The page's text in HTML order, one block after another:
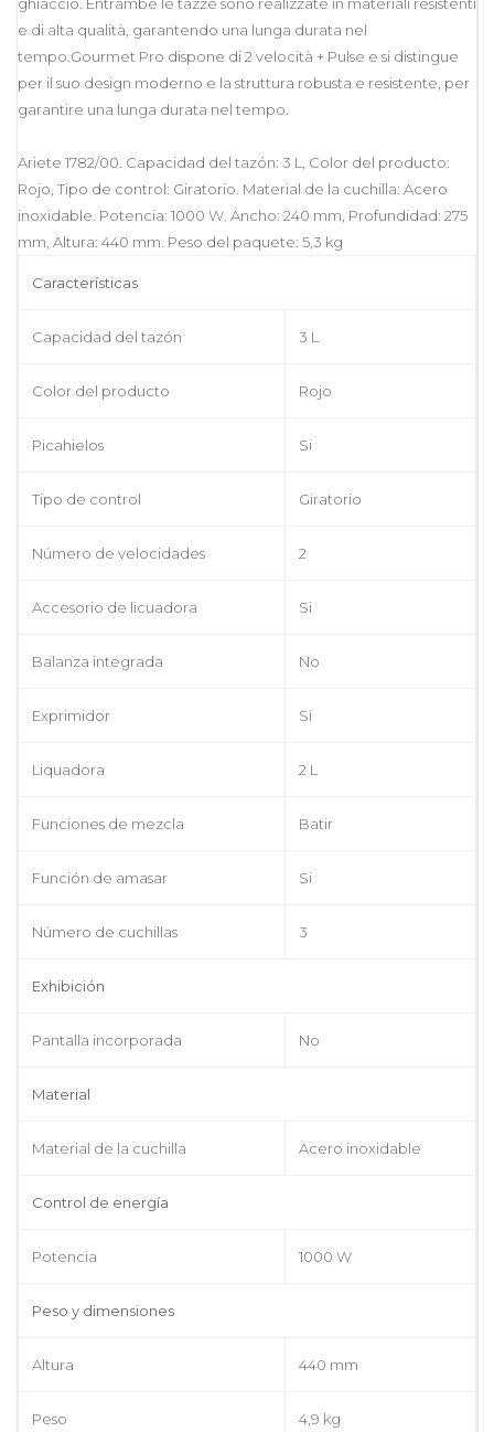
e di alta qualità, garantendo una lunga durata nel
tempo.Gourmet Pro dispone di 2 velocità + Pulse e si distingue
per il suo design moderno e la struttura robusta e resistente, per
garantire una lunga durata nel tempo.
Ariete 1782/00. Capacidad del tazón: 3 L, Color del producto:
Rojo, Tipo de control: Giratorio. Material de la cuchilla: Acero
inoxidable. Potencia: 1000 W. Ancho: 240 mm, Profundidad: 275
mm, Altura: 440 mm. Peso del paquete: 5,3 kg
Características
Capacidad del tazón 3 L
Color del producto Rojo
Picahielos Si
Tipo de control Giratorio
Número de velocidades 2
Accesorio de licuadora Si
Balanza integrada No
Exprimidor Si
Liquadora 2 L
Funciones de mezcla Batir
Función de amasar Si
Número de cuchillas 3
Exhibición
Pantalla incorporada No
Material
Material de la cuchilla Acero inoxidable
Control de energía
Potencia 1000 W
Peso y dimensiones
Altura 440 mm
Peso 4,9 kg